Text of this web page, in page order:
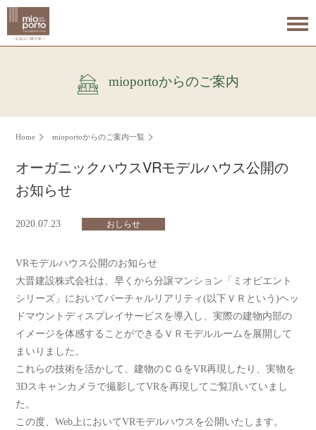
mioportoからのご案内
Home mioportoからのご案内一覧
オーガニックハウスVRモデルハウス公開の
お知らせ
2020.07.23 おしらせ
VRモデルハウス公開のお知らせ
大晋建設株式会社は、早くから分譲マンション「ミオビエント
シリーズ」においてバーチャルリアリティ(以下ＶＲという)ヘッ
ドマウントディスプレイサービスを導入し、実際の建物内部の
イメージを体感することができるＶＲモデルルームを展開して
まいりました。
これらの技術を活かして、建物のＣＧをVR再現したり、実物を
3Dスキャンカメラで撮影してVRを再現してご覧頂いていまし
た。
この度、Web上においてVRモデルハウスを公開いたします。